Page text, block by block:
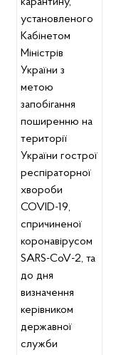
установленого
Кабінетом
Міністрів
України з
метою
запобігання
поширенню на
території
України гострої
респіраторної
хвороби
COVID-19,
спричиненої
коронавірусом
SARS-CoV-2, та
до дня
визначення
керівником
державної
служби